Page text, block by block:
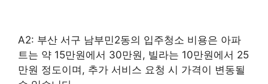
A2: 부산 서구 남부민2동의 입주청소 비용은 아파
트는 약 15만원에서 30만원, 빌라는 10만원에서 25
만원 정도이며, 추가 서비스 요청 시 가격이 변동될